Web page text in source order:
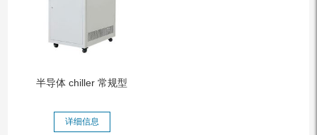
半导体 chiller 常规型
详细信息